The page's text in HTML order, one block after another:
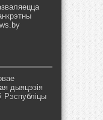
дыяцэзія
Рэспубліцы